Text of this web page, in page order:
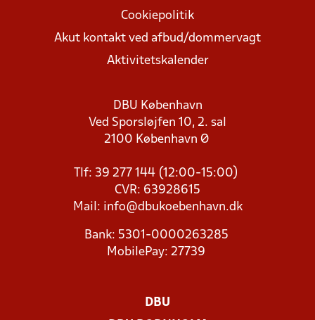
Cookiepolitik
Akut kontakt ved afbud/dommervagt
Aktivitetskalender
DBU København
Ved Sporsløjfen 10, 2. sal
2100 København Ø
Tlf: 39 277 144 (12:00-15:00)
CVR: 63928615
Mail: info@dbukoebenhavn.dk
Bank: 5301-0000263285
MobilePay: 27739
DBU